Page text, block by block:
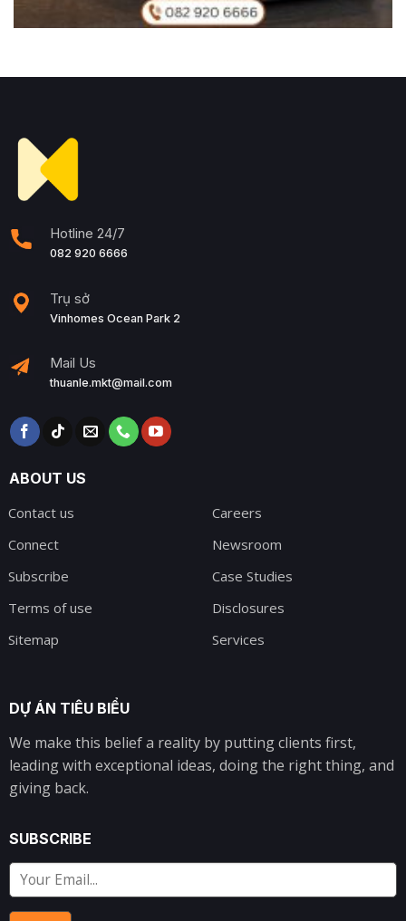
Hotline 24/7
082 920 6666
Trụ sở
Vinhomes Ocean Park 2
Mail Us
thuanle.mkt@mail.com
ABOUT US
Contact us
Connect
Subscribe
Terms of use
Sitemap
Careers
Newsroom
Case Studies
Disclosures
Services
DỰ ÁN TIÊU BIỂU
We make this belief a reality by putting clients first,
leading with exceptional ideas, doing the right thing, and
giving back.
SUBSCRIBE